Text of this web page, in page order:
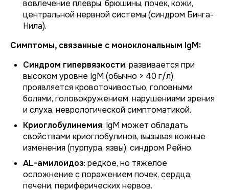
вовлечение плевры, брюшины, почек, кожи,
центральной нервной системы (синдром Бинга-
Нила).
Симптомы, связанные с моноклональным IgM:
Синдром гипервязкости: развивается при
высоком уровне IgM (обычно > 40 г/л),
проявляется кровоточивостью, головными
болями, головокружением, нарушениями зрения
и слуха, неврологической симптоматикой.
Криоглобулинемия: IgM может обладать
свойствами криоглобулинов, вызывая кожные
изменения (пурпура, язвы), синдром Рейно.
AL-амилоидоз: редкое, но тяжелое
осложнение с поражением почек, сердца,
печени, периферических нервов.